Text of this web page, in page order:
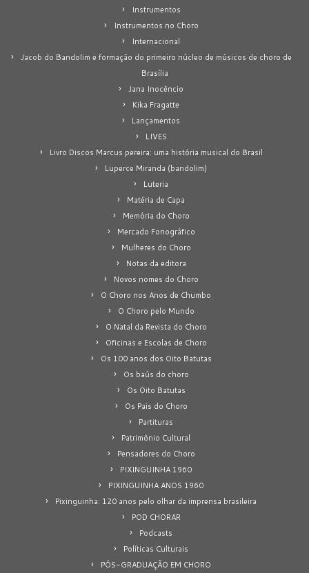
Instrumentos
Instrumentos no Choro
Internacional
Jacob do Bandolim e formação do primeiro núcleo de músicos de choro de
Brasília
Jana Inocêncio
Kika Fragatte
Lançamentos
LIVES
Livro Discos Marcus pereira: uma história musical do Brasil
Luperce Miranda (bandolim)
Luteria
Matéria de Capa
Memória do Choro
Mercado Fonográfico
Mulheres do Choro
Notas da editora
Novos nomes do Choro
O Choro nos Anos de Chumbo
O Choro pelo Mundo
O Natal da Revista do Choro
Oficinas e Escolas de Choro
Os 100 anos dos Oito Batutas
Os baús do choro
Os Oito Batutas
Os Pais do Choro
Partituras
Patrimônio Cultural
Pensadores do Choro
PIXINGUINHA 1960
PIXINGUINHA ANOS 1960
Pixinguinha: 120 anos pelo olhar da imprensa brasileira
POD CHORAR
Podcasts
Políticas Culturais
PÓS-GRADUAÇÃO EM CHORO